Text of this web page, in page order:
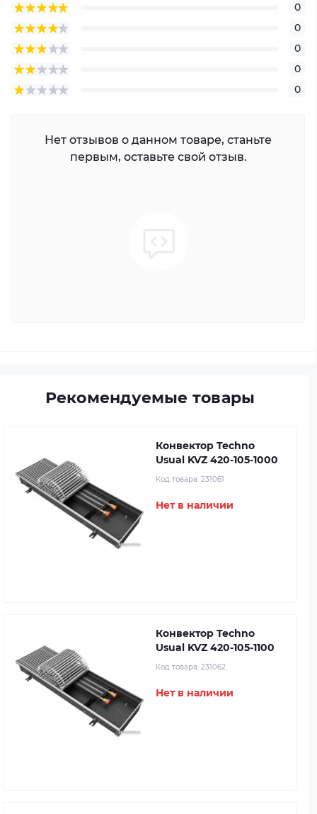
0
0
0
0
0
Нет отзывов о данном товаре, станьте
первым, оставьте свой отзыв.
Рекомендуемые товары
Конвектор Techno
Usual KVZ 420-105-1000
Код товара: 231061
Нет в наличии
Конвектор Techno
Usual KVZ 420-105-1100
Код товара: 231062
Нет в наличии